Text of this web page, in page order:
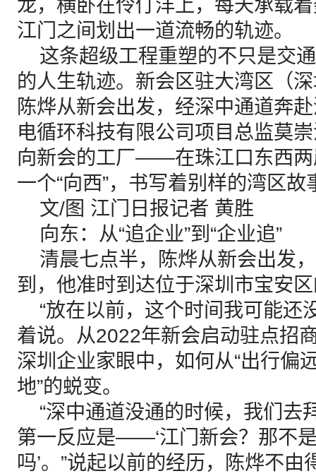
龙，横卧在伶仃洋上，每天承载
江门之间划出一道流畅的轨迹。
这条超级工程重塑的不只是交
的人生轨迹。新会区驻大湾区（
陈烨从新会出发，经深中通道奔
电循环科技有限公司项目总监莫
向新会的工厂——在珠江口东西两
一个“向西”，书写着别样的湾区故
文/图 江门日报记者 黄胜
向东：从“追企业”到“企业追”
清晨七点半，陈烨从新会出发
到，他准时到达位于深圳市宝安
“放在以前，这个时间我可能还
着说。从2022年新会启动驻点招
深圳企业家眼中，如何从“出行偏
地”的蜕变。
“深中通道没通的时候，我们去
第一反应是——‘江门新会？那不
吗’。”说起以前的经历，陈烨不